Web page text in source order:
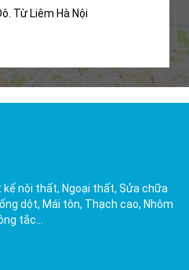
Từ Liêm Hà Nội
nội thất, Ngoại thất, Sửa chữa
dột, Mái tôn, Thạch cao, Nhôm
tắc…